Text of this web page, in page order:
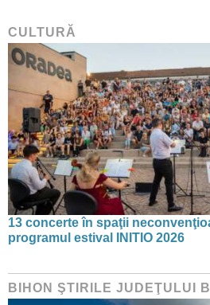
CULTURĂ
13 concerte în spaţii
programul estival INITIO 2026
BIHON ŞTIRILE JUDEŢULUI